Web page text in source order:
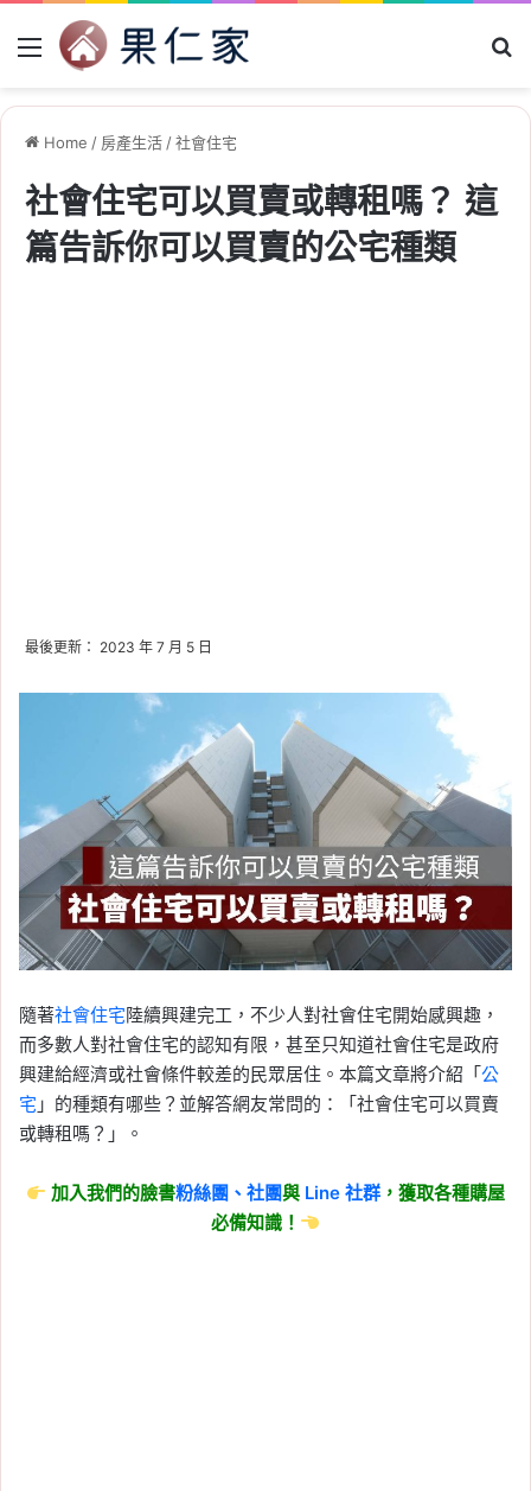
Menu
Home / 房產生活/社會住宅
社會住宅可以買賣或轉租嗎？ 這
篇告訴你可以買賣的公宅種類
最後更新： 2023 年 7 月 5 日
隨著社會住宅陸續興建完工，不少人對社會住宅開始感興趣，
而多數人對社會住宅的認知有限，甚至只知道社會住宅是政府
興建給經濟或社會條件較差的民眾居住。本篇文章將介紹「 公
宅 」的種類有哪些？並解答網友常問的：「社會住宅可以買賣
或轉租嗎？」。
加入我們的臉書粉絲團、社團與 Line社群 ，獲取各種購屋
必備知識！